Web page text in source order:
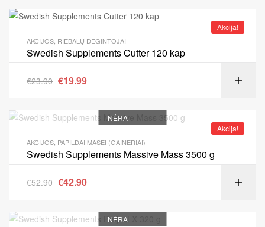
Akcija!
AKCIJOS RIEBALŲ DEGINTOJAI
Swedish Supplements Cutter 120 kap
€23.90 €19.99
Akcija!
NĖRA
AKCIJOS PAPILDAI MASEI (GAINERIAI)
Swedish Supplements Massive Mass 3500 g
€52.90 €42.90
NĖRA